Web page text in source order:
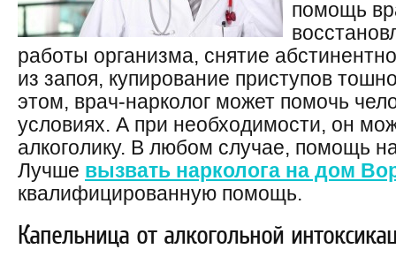
помощь
работы организма, снятие
из запоя, купирование приступов
этом, врач-нарколог может помочь
условиях. А при необходимости, он
алкоголику. В любом случае, помощь
Лучше вызвать нарколога на дом
квалифицированную помощь.
Капельница от алкогольной